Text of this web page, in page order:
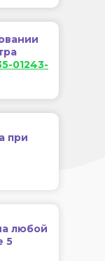
01243-
при
любой
5